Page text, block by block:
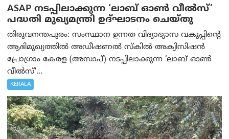
ASAP നടപ്പിലാക്കുന്ന ‘ലാബ് ഓൺ വീൽസ്’
പദ്ധതി മുഖ്യമന്ത്രി ഉദ്ഘാടനം ചെയ്തു
തിരുവനന്തപുരം: സംസ്ഥാന ഉന്നത വിദ്യാഭ്യാസ വകുപ്പിന്റെ
ആഭിമുഖ്യത്തിൽ അഡീഷണൽ സ്കിൽ അക്വിസിഷൻ
പ്രോഗ്രാം കേരള (അസാപ്) നടപ്പിലാക്കുന്ന ‘ലാബ് ഓൺ
വീൽസ്’...
KERALA